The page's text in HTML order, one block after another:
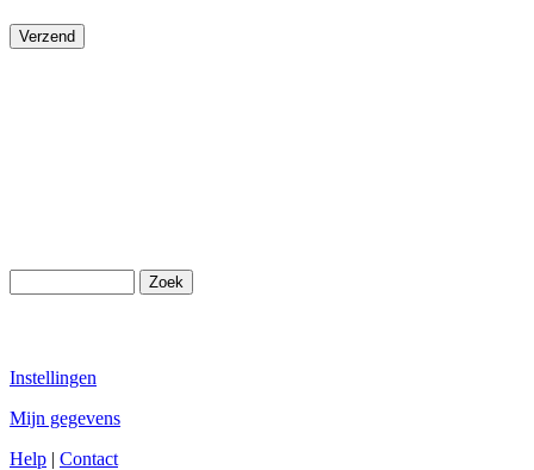
Instellingen
Mijn gegevens
Help | Contact